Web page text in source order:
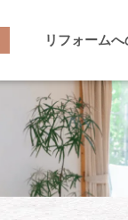
リフォーム